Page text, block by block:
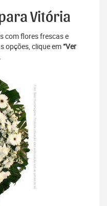
Vitória
com flores frescas e
opções, clique em“Ver
.